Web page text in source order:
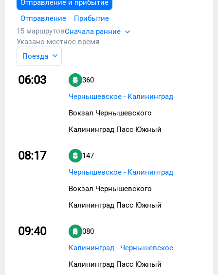
Отправление и прибытие
Отправление
Прибытие
15 маршрутовСначала ранние
Указано местное время
Поезда
06:03
360
Чернышевское - Калининград
Вокзал Чернышевского
Калининград Пасс Южный
08:17
147
Чернышевское - Калининград
Вокзал Чернышевского
Калининград Пасс Южный
09:40
080
Калининград - Чернышевское
Калининград Пасс Южный